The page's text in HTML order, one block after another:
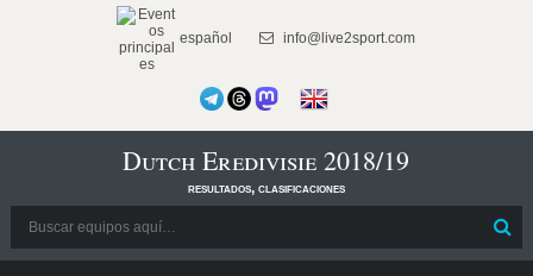
español info@live2sport.com
Dutch Eredivisie 2018/19
resultados, clasificaciones